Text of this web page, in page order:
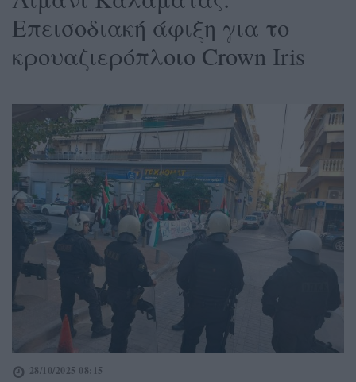
Επεισοδιακή άφιξη για το
κρουαζιερόπλοιο Crown Iris
28/10/2025 08:15